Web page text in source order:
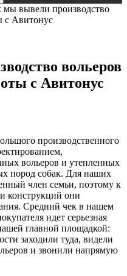
мы вывели производство
с Авитонус
вольеров
с Авитонус
производственного
вольеров и утепленных
пород собак. Для наших
член семьи, поэтому к
конструкций они
Средний чек в нашем
идет серьезная
главной площадкой:
заходили туда, видели
и звонили напрямую